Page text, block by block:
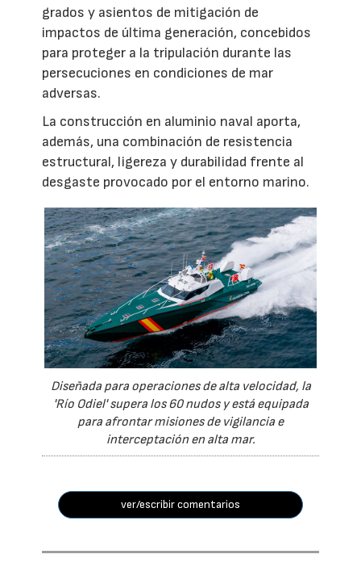
grados y asientos de mitigación de
impactos de última generación, concebidos
para proteger a la tripulación durante las
persecuciones en condiciones de mar
adversas.
La construcción en aluminio naval aporta,
además, una combinación de resistencia
estructural, ligereza y durabilidad frente al
desgaste provocado por el entorno marino.
Diseñada para operaciones de alta velocidad, la
'Río Odiel' supera los 60 nudos y está equipada
para afrontar misiones de vigilancia e
interceptación en alta mar.
ver/escribir comentarios